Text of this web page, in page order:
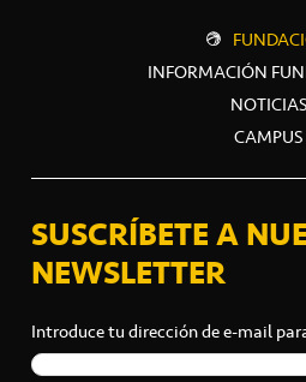
INFORMACIÓN
NOTICIAS
CAMPUS
SUSCRÍBETE A
NEWSLETTER
Introduce tu dirección de e-mail